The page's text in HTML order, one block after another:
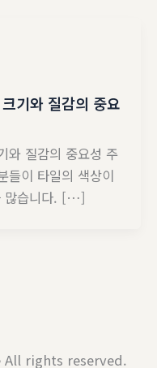
기와 질감의 중요
와 질감의 중요성 주
들이 타일의 색상이
많습니다. […]
rights reserved.